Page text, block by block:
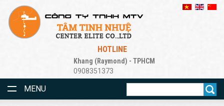
HOTLINE
Khang (Raymond) - TPHCM
0908351373
MENU